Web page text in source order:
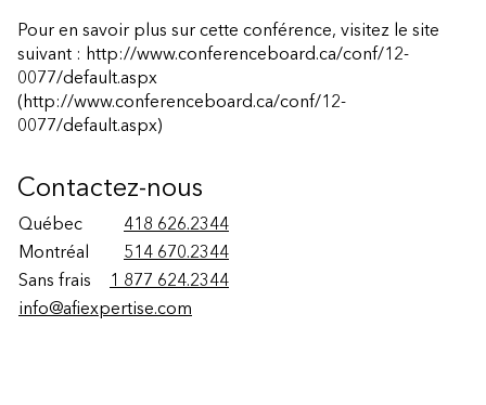
Pour en savoir plus sur cette conférence, visitez le site
suivant : http://www.conferenceboard.ca/conf/12-
0077/default.aspx
(http://www.conferenceboard.ca/conf/12-
0077/default.aspx)
Contactez-nous
Québec
418 626.2344
Montréal
514 670.2344
Sans frais
1 877 624.2344
info@afiexpertise.com